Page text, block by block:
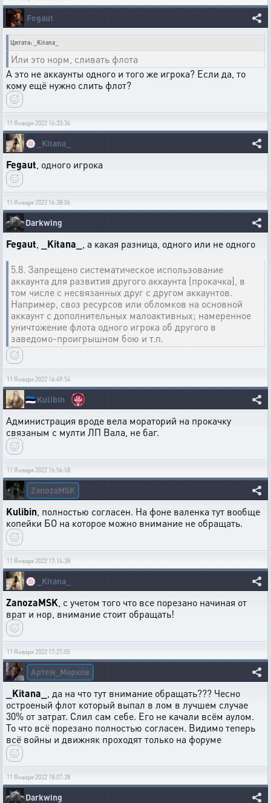
Fegaut
Цитата: _Kitana_
Или это норм, сливать флота
А это не аккаунты одного и того же игрока? Если да, то
кому ещё нужно слить флот?
11 Января 2022 16:33:34
🍥 _Kitana_
Fegaut , одного игрока
11 Января 2022 16:38:06
Darkwing
Fegaut _Kitana_
, а какая разница, одного или не одного
5.8. Запрещено систематическое использование
аккаунта для развития другого аккаунта (прокачка), в
том числе с несвязанных друг с другом аккаунтов.
Например, своз ресурсов или обломков на основной
аккаунт с дополнительных малоактивных; намеренное
уничтожение флота одного игрока об другого в
заведомо-проигрышном бою и т.п.
11 Января 2022 16:49:54
🇪🇪Kulibin
Администрация вроде вела мораторий на прокачку
связаным с мулти ЛП Вала, не баг.
11 Января 2022 16:56:58
ZanozaMSK
Kulibin , полностью согласен. На фоне валенка тут вообще
копейки БО на которое можно внимание не обращать.
11 Января 2022 17:14:38
🍥 _Kitana_
ZanozaMSK , с учетом того что все порезано начиная от
врат и нор, внимание стоит обращать!
11 Января 2022 17:27:05
Артем_Марков
_Kitana_
, да на что тут внимание обращать??? Чесно
остроеный флот который выпал в лом в лучшем случае
30% от затрат. Слил сам себе. Его не качали всём аулом.
То что всё порезано полностью согласен. Видимо теперь
всё войны и движняк проходят только на форуме
11 Января 2022 18:07:28
Darkwing